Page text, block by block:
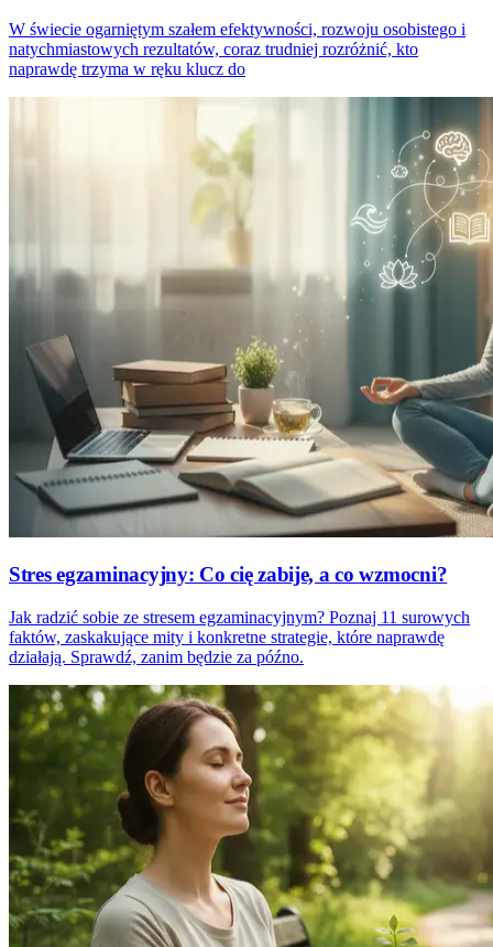
W świecie ogarniętym szałem efektywności, rozwoju osobistego i
natychmiastowych rezultatów, coraz trudniej rozróżnić, kto
naprawdę trzyma w ręku klucz do
Stres egzaminacyjny: Co cię zabije, a co wzmocni?
Jak radzić sobie ze stresem egzaminacyjnym? Poznaj 11 surowych
faktów, zaskakujące mity i konkretne strategie, które naprawdę
działają. Sprawdź, zanim będzie za późno.